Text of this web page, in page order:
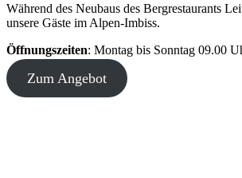
Geschäftsbericht &
75 Jahre Lenk Bergbahnen
Während des Neubaus des Bergrestaurants
unsere Gäste im Alpen-Imbiss.
Öffnungszeiten: Montag bis Sonntag 09.00
Zum Angebot